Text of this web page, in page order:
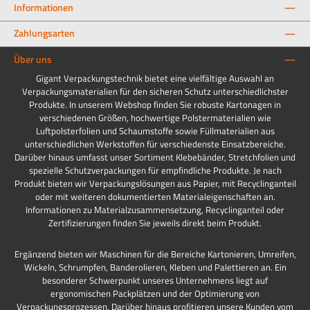
Informationen
Zahlungsarten
Über uns
Gigant Verpackungstechnik bietet eine vielfältige Auswahl an
Verpackungsmaterialien für den sicheren Schutz unterschiedlichster
Produkte. In unserem Webshop finden Sie robuste Kartonagen in
verschiedenen Größen, hochwertige Polstermaterialien wie
Luftpolsterfolien und Schaumstoffe sowie Füllmaterialien aus
unterschiedlichen Werkstoffen für verschiedenste Einsatzbereiche.
Darüber hinaus umfasst unser Sortiment Klebebänder, Stretchfolien und
spezielle Schutzverpackungen für empfindliche Produkte. Je nach
Produkt bieten wir Verpackungslösungen aus Papier, mit Recyclinganteil
oder mit weiteren dokumentierten Materialeigenschaften an.
Informationen zu Materialzusammensetzung, Recyclinganteil oder
Zertifizierungen finden Sie jeweils direkt beim Produkt.
Ergänzend bieten wir Maschinen für die Bereiche Kartonieren, Umreifen,
Wickeln, Schrumpfen, Banderolieren, Kleben und Palettieren an. Ein
besonderer Schwerpunkt unseres Unternehmens liegt auf
ergonomischen Packplätzen und der Optimierung von
Verpackungsprozessen. Darüber hinaus profitieren unsere Kunden vom